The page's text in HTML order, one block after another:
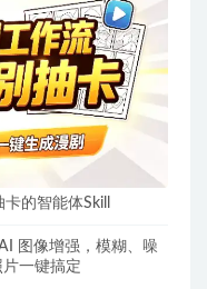
的智能体Skill
图像增强，模糊、噪
片一键搞定